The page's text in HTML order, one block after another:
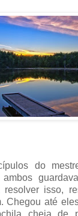
do
isso,
Chegou até
cheia de